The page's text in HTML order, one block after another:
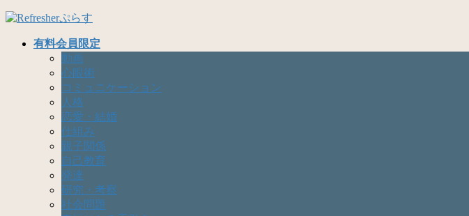
コ
ナ
有料会員限定
動画
心眼術
コミュニケーション
人格
恋愛・結婚
仕組み
親子関係
自己教育
発達
研究・考察
社会問題